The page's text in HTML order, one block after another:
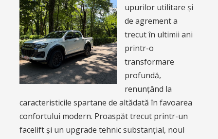
upurilor utilitare și
de agrement a
trecut în ultimii ani
printr-o
transformare
profundă,
renunțând la
caracteristicile spartane de altădată în favoarea
confortului modern. Proaspăt trecut printr-un
facelift și un upgrade tehnic substanțial, noul